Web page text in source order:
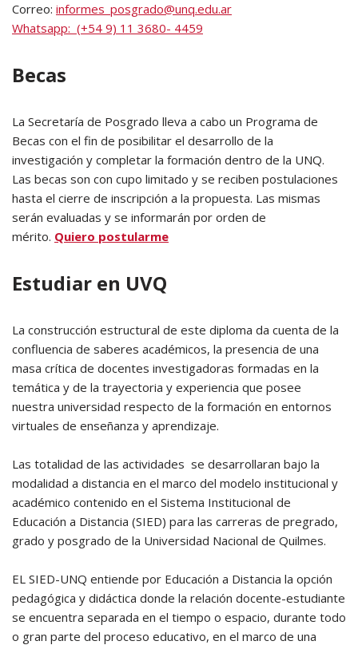
Correo: informes_posgrado@unq.edu.ar
Whatsapp: (+54 9) 11 3680- 4459
Becas
La Secretaría de Posgrado lleva a cabo un Programa de
Becas con el fin de posibilitar el desarrollo de la
investigación y completar la formación dentro de la UNQ.
Las becas son con cupo limitado y se reciben postulaciones
hasta el cierre de inscripción a la propuesta. Las mismas
serán evaluadas y se informarán por orden de
mérito. Quiero postularme
Estudiar en UVQ
La construcción estructural de este diploma da cuenta de la
confluencia de saberes académicos, la presencia de una
masa crítica de docentes investigadoras formadas en la
temática y de la trayectoria y experiencia que posee
nuestra universidad respecto de la formación en entornos
virtuales de enseñanza y aprendizaje.
Las totalidad de las actividades se desarrollaran bajo la
modalidad a distancia en el marco del modelo institucional y
académico contenido en el Sistema Institucional de
Educación a Distancia (SIED) para las carreras de pregrado,
grado y posgrado de la Universidad Nacional de Quilmes.
EL SIED-UNQ entiende por Educación a Distancia la opción
pedagógica y didáctica donde la relación docente-estudiante
se encuentra separada en el tiempo o espacio, durante todo
o gran parte del proceso educativo, en el marco de una